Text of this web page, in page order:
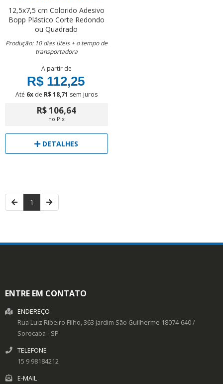
12,5x7,5 cm Colorido Adesivo
Bopp Plástico Corte Redondo
ou Quadrado
Produção: 10 dias úteis + o tempo de
transportadora
A partir de
R$ 112,25
Até 6xde R$ 18,71 sem juros
R$ 106,64
no Pix
DETALHES
1
ENTRE EM CONTATO
ENDEREÇO
Rua Luiz Ribeiro Filho, 363 Jardim São Guilherme 18074-640/
Sorocaba - SP
TELEFONE
15 9 98184212
E-MAIL